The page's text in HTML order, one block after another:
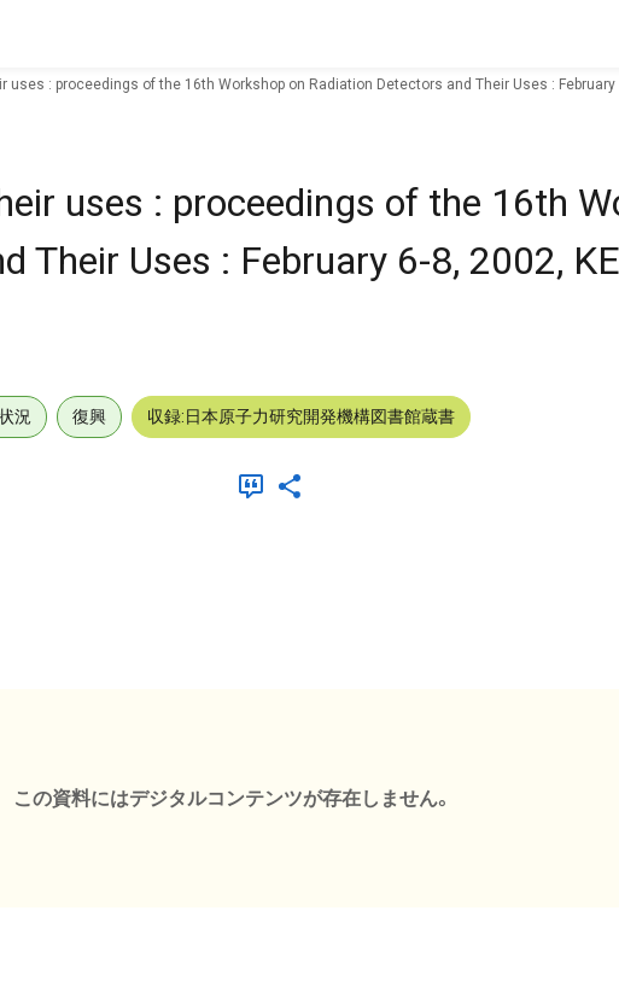
: proceedings of the 16th Workshop on Radiation Detectors and Their Uses : February
uses : proceedings of the 16th
Their Uses : February 6-8, 2002,
況 復興 収録:日本原子力研究開発機構図書館蔵書
この資料にはデジタルコンテンツが存在しません。